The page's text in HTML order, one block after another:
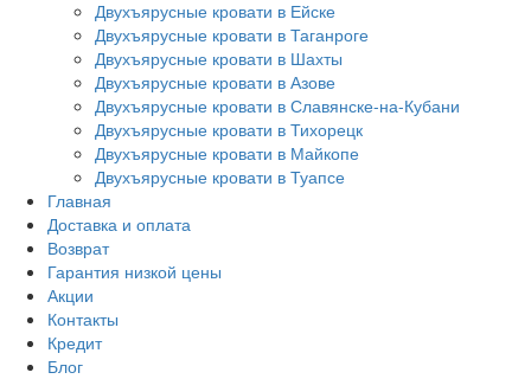
Двухъярусные кровати в Ейске
Двухъярусные кровати в Таганроге
Двухъярусные кровати в Шахты
Двухъярусные кровати в Азове
Двухъярусные кровати в Славянске-на-Кубани
Двухъярусные кровати в Тихорецк
Двухъярусные кровати в Майкопе
Двухъярусные кровати в Туапсе
Главная
Доставка и оплата
Возврат
Гарантия низкой цены
Акции
Контакты
Кредит
Блог